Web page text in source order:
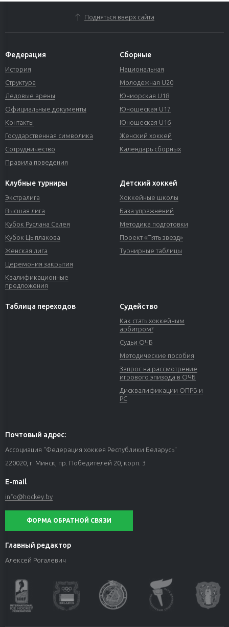
Подняться вверх сайта
Федерация
История
Структура
Ледовые арены
Официальные документы
Контакты
Государственная символика
Сотрудничество
Правила поведения
Сборные
Национальная
Молодежная U20
Юниорская U18
Юношеская U17
Юношеская U16
Женский хоккей
Календарь сборных
Клубные турниры
Экстралига
Высшая лига
Кубок Руслана Салея
Кубок Цыплакова
Женская лига
Церемония закрытия
Квалификационные
предложения
Детский хоккей
Хоккейные школы
База упражнений
Методика подготовки
Проект «Пять звезд»
Турнирные таблицы
Таблица переходов Судейство
Как стать хоккейным
арбитром?
Судьи ОЧБ
Методические пособия
Запрос на рассмотрение
игрового эпизода в ОЧБ
Дисквалификации ОПРБ и
РС
Почтовый адрес:
Ассоциация "Федерация хоккея Республики Беларусь"
220020, г. Минск, пр. Победителей 20, корп. 3
E-mail
info@hockey.by
ФОРМА ОБРАТНОЙ СВЯЗИ
Главный редактор
Алексей Рогалевич